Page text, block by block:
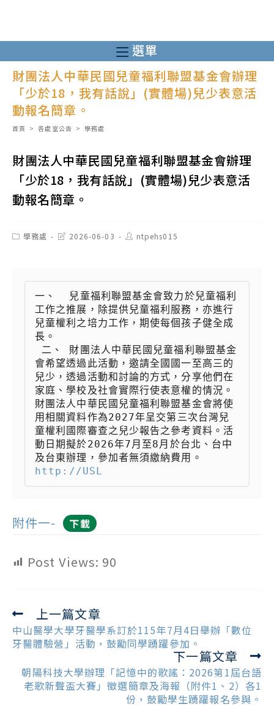
至
主
容
選單
財團法人中華民國兒童福利聯盟基金會辦理
「少於18，我有話說」(實體場)兒少表意活
動報名簡章。
首頁 > 各處室公告 > 學務處
財團法人中華民國兒童福利聯盟基金會辦理
「少於18，我有話說」(實體場)兒少表意活
動報名簡章。
Post學務處
Post2026-06-03
Post
author:
ntpehs015
一、  兒童福利聯盟基金會致力於兒童福利
工作之推展，除提供兒童福利服務，亦進行
兒童權利之培力工作，期使每個孩子健全成
長。
會希望透過此活動，邀請全國國一至高三的
兒少，透過活動和討論的方式，分享他們在
家庭、學校及社會實際行使表意權的情況。
財團法人中華民國兒童福利聯盟基金會將使
用相關資料作為2027年呈交第三次台灣兒
童權利國際審查之兒少報告之參考資料。活
動日期擬於2026年7月至8月於台北、台中
http://USL
附件一- 下載
Post Views: 90
Read
more
articles
上一篇文章
中山醫學大學牙醫學系訂於115年7月4日舉辦「數位
牙醫體驗營」活動，鼓勵同學踴躍參加。
下一篇文章
朝陽科技大學辦理「記憶中的歌謠：2026第1屆台語
老歌新聲盃大賽」徵選簡章及海報（附件1、2）各1
份，鼓勵學生踴躍報名參與。